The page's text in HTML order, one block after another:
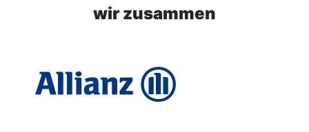
wir zusammen